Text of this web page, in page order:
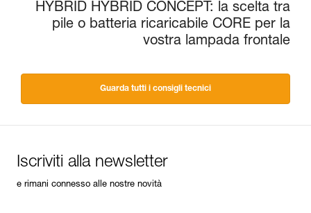
HYBRID HYBRID CONCEPT: la scelta tra
pile o batteria ricaricabile CORE per la
vostra lampada frontale
Guarda tutti i consigli tecnici
Iscriviti alla newsletter
e rimani connesso alle nostre novità